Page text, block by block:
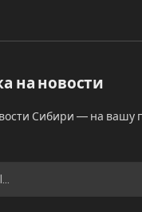
на новости
Сибири — на вашу